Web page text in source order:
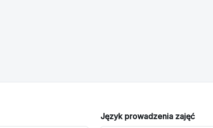
Język prowadzenia zajęć